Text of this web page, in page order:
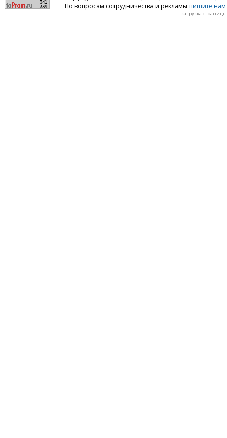
По вопросам сотрудничества и рекламы пишите нам
загрузка